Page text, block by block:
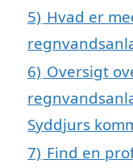
5) Hvad er
6) Oversigt
Syddjurs
7) Find en